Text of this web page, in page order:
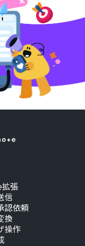
張
信
認依頼
換
操作